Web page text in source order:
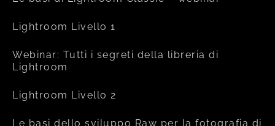
Lightroom Livello 1
Webinar: Tutti i segreti della libreria di
Lightroom
Lightroom Livello 2
Le basi dello sviluppo Raw per la fotografia di